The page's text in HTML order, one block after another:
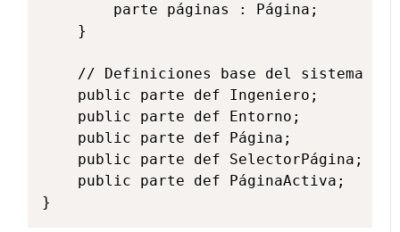
        parte páginas : Página;
    }
    // Definiciones base del sistema
    public parte def Ingeniero;
    public parte def Entorno;
    public parte def Página;
    public parte def SelectorPágina;
    public parte def PáginaActiva;